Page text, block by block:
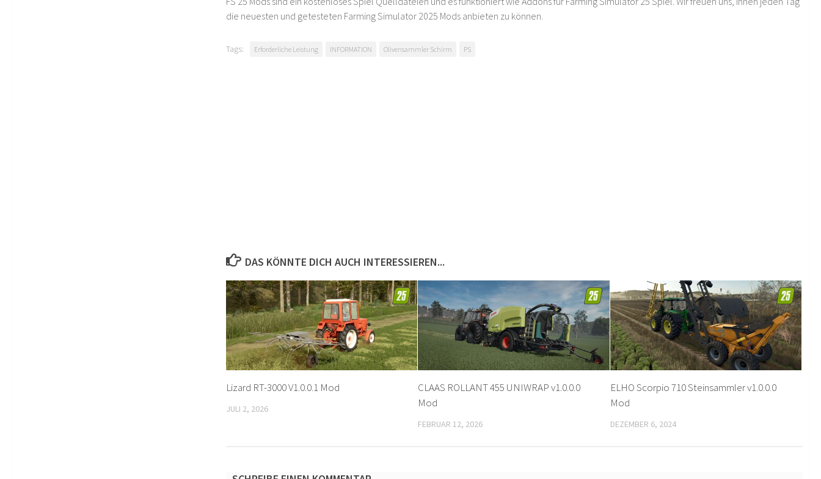
die neuesten und getesteten Farming Simulator 2025 Mods anbieten zu können.
Tags: Erforderliche Leistung INFORMATION Olivensammler Schirm PS
DAS KÖNNTE DICH AUCH INTERESSIEREN...
Lizard RT-3000 V1.0.0.1 Mod
JULI 2, 2026
CLAAS ROLLANT 455 UNIWRAP v1.0.0.0
Mod
FEBRUAR 12, 2026
ELHO Scorpio 710 Steinsammler v1.0.0.0
Mod
DEZEMBER 6, 2024